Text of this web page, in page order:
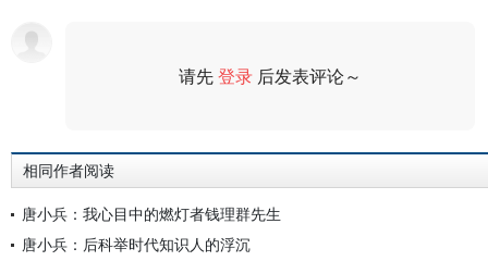
请先登录 后发表评论～
相同作者阅读
唐小兵：我心目中的燃灯者钱理群先生
唐小兵：后科举时代知识人的浮沉